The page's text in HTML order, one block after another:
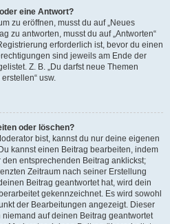
eine Antwort?
zu eröffnen, musst du auf „Neues
zu antworten, musst du auf „Antworten“
erforderlich ist, bevor du einen
sind jeweils am Ende der
Z. B. „Du darfst neue Themen
usw.
oder löschen?
bist, kannst du nur deine eigenen
kannst einen Beitrag bearbeiten, indem
den entsprechenden Beitrag anklickst;
Zeitraum nach seiner Erstellung
Beitrag geantwortet hat, wird dein
gekennzeichnet. Es wird sowohl
der Bearbeitungen angezeigt. Dieser
auf deinen Beitrag geantwortet